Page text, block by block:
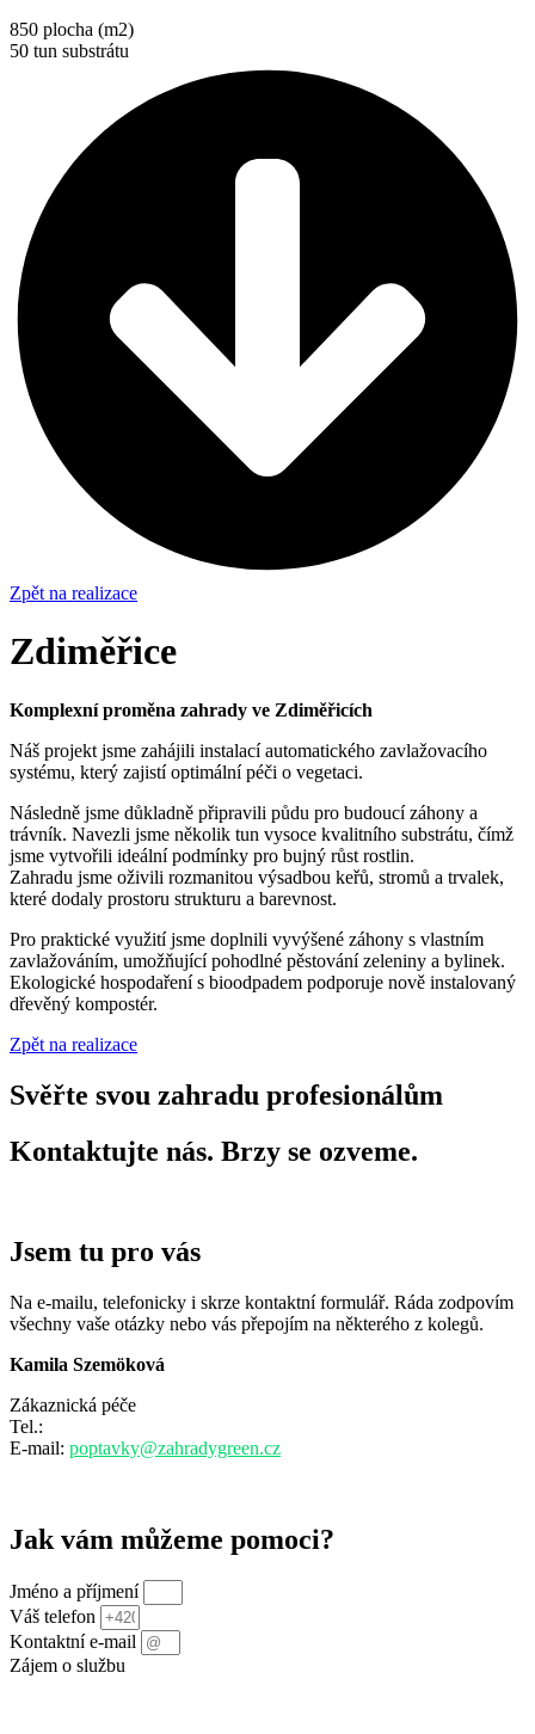
850 plocha (m2)
50 tun substrátu
Zpět na realizace
Zdiměřice
Komplexní proměna zahrady ve Zdiměřicích
Náš projekt jsme zahájili instalací automatického zavlažovacího
systému, který zajistí optimální péči o vegetaci.
Následně jsme důkladně připravili půdu pro budoucí záhony a
trávník. Navezli jsme několik tun vysoce kvalitního substrátu, čímž
jsme vytvořili ideální podmínky pro bujný růst rostlin.
Zahradu jsme oživili rozmanitou výsadbou keřů, stromů a trvalek,
které dodaly prostoru strukturu a barevnost.
Pro praktické využití jsme doplnili vyvýšené záhony s vlastním
zavlažováním, umožňující pohodlné pěstování zeleniny a bylinek.
Ekologické hospodaření s bioodpadem podporuje nově instalovaný
dřevěný kompostér.
Zpět na realizace
Svěřte svou zahradu profesionálům
Kontaktujte nás. Brzy se ozveme.
Jsem tu pro vás
Na e-mailu, telefonicky i skrze kontaktní formulář. Ráda zodpovím
všechny vaše otázky nebo vás přepojím na některého z kolegů.
Kamila Szemöková
Zákaznická péče
Tel.:
E-mail: poptavky@zahradygreen.cz
Jak vám můžeme pomoci?
Jméno a příjmení
Váš telefon
Kontaktní e-mail
Zájem o službu